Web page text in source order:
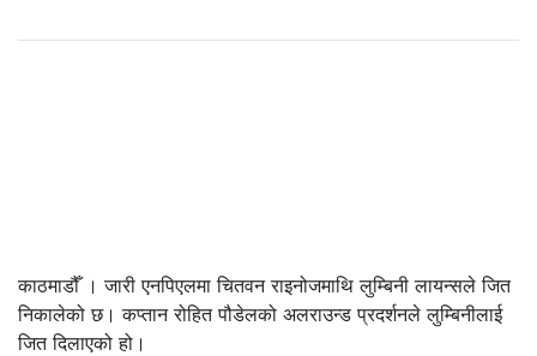
काठमाडौँ । जारी एनपिएलमा चितवन राइनोजमाथि लुम्बिनी लायन्सले जित
निकालेको छ। कप्तान रोहित पौडेलको अलराउन्ड प्रदर्शनले लुम्बिनीलाई
जित दिलाएको हो।